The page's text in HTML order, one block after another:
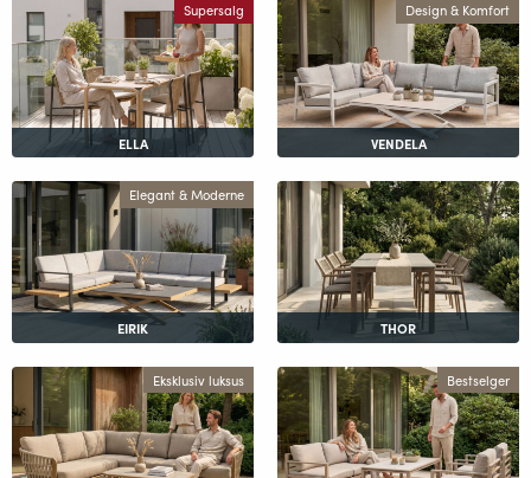
Supersalg
ELLA
Design & Komfort
VENDELA
Elegant & Moderne
EIRIK THOR
Eksklusiv luksus Bestselger